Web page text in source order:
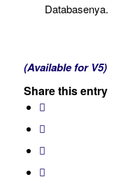
Databasenya.
(Available for V5)
Share this entry